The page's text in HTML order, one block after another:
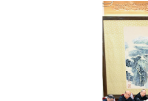
年12月25日至26日，中共中央政治局
于担当作为，这既是政治品格，也是从
土尽责的责任担当，面对大是大非敢
争。要在选人用人上体现讲担当、重